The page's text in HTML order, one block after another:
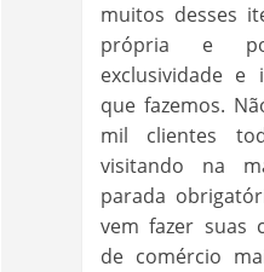
muitos desses
própria e
exclusividade e
que fazemos.
mil clientes
visitando na
parada
vem fazer suas
de comércio